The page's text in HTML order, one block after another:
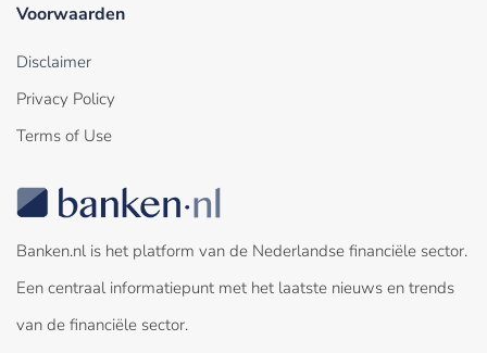
Voorwaarden
Disclaimer
Privacy Policy
Terms of Use
Banken.nl is het platform van de Nederlandse financiële sector.
Een centraal informatiepunt met het laatste nieuws en trends
van de financiële sector.